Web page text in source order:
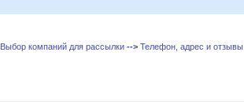
Выбор компаний для рассылки --> Телефон, адрес и отзывы